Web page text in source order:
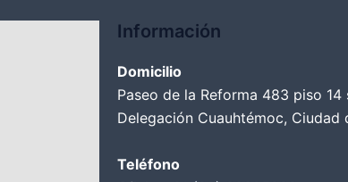
Información
Domicilio
Paseo de la Reforma 483 piso
Delegación Cuauhtémoc, Ciudad
Teléfono